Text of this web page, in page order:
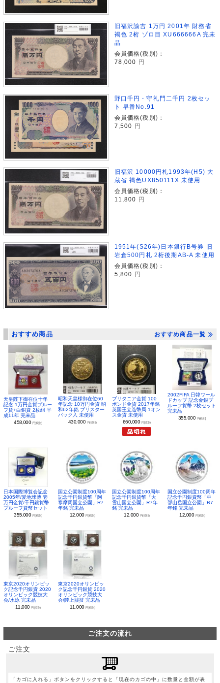
旧福沢諭吉 1万円 2001年 財務省
褐色 2桁 ゾロ目 XU666666A 完未
品
会員価格(税別)：
78,000 円
野口千円・守礼門二千円 2枚セッ
ト 早番No.91
会員価格(税別)：
7,500 円
旧福沢 10000円札1993年(H5) 大
蔵省 褐色UX850111X 未使用
会員価格(税別)：
11,800 円
1951年(S26年)日本銀行B号券 旧
岩倉500円札 2桁後期AB-A 未使用
会員価格(税別)：
5,800 円
おすすめ商品 おすすめ商品一覧
天皇陛下御在位十年
記念 1万円金貨プルー
フ貨+白銅貨 2枚組 平
成11年 完未品
458,000 円(税別)
昭和天皇様御在位60
年記念 10万円金貨 昭
和62年銘 ブリスター
パック入 未使用
430,000 円(税別)
ブリタニア金貨 100
ポンド金貨 2017年銘
英国王立造幣局 1オン
ス金貨 未使用
660,000 円(税別)
2002FIFA 日韓ワール
ドカップ 記念金銀プ
ルーフ貨幣 2枚セット
完未品
355,000 円(税別)
日本国際博覧会記念
2005年/愛地球博 壱
万円金貨/千円銀貨幣
プルーフ貨幣セット
355,000 円(税別)
国立公園制度100周年
記念千円銀貨幣「阿
寒摩周国立公園」R7
年銘 完未品
12,000 円(税別)
国立公園制度100周年
記念千円銀貨幣「大
雪山国立公園」R7年
銘 完未品
12,000 円(税別)
国立公園制度100周年
記念千円銀貨幣「中
部山岳国立公園」R7
年銘 完未品
12,000 円(税別)
東京2020オリンピッ
ク記念千円銀貨 2020
オリンピック競技大
会/水泳 完未品
11,000円(税別)
東京2020オリンピッ
ク記念千円銀貨 2020
オリンピック競技大
会/陸上競技 完未品
11,000 円(税別)
ご注文の流れ
ご注文
「カゴに入れる」ボタンをクリックすると「現在のカゴの中」に数量と金額が表